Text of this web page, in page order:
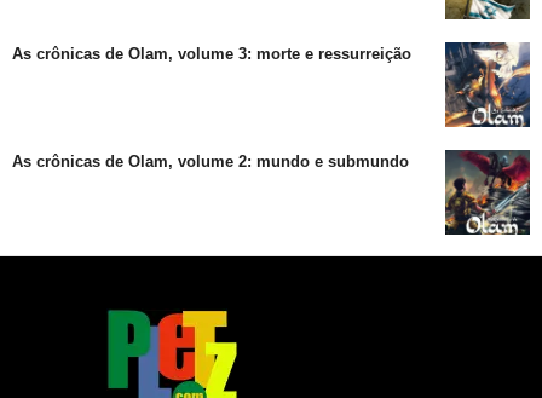
As crônicas de Olam, volume 3: morte e ressurreição
As crônicas de Olam, volume 2: mundo e submundo